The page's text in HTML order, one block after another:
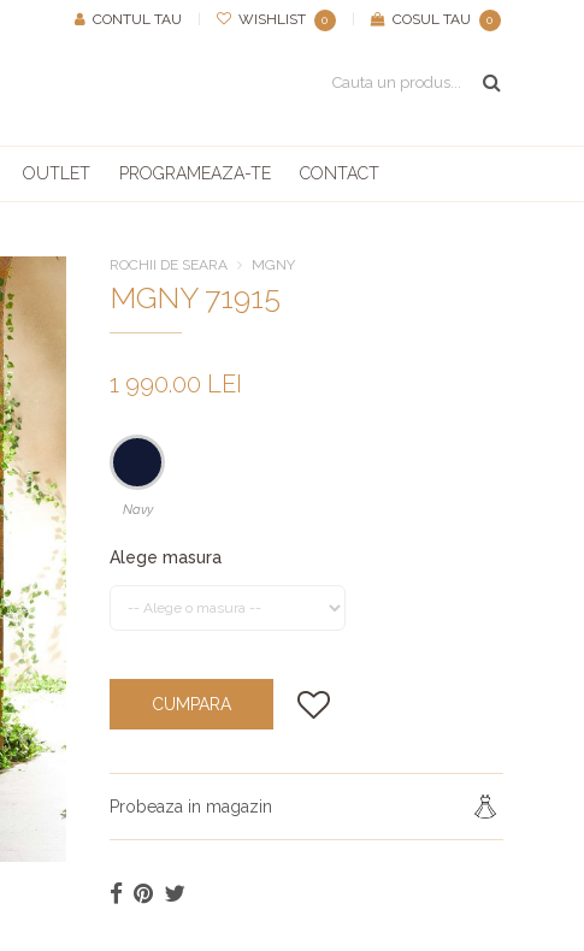
CONTUL TAU WISHLIST 0 COSUL TAU 0
OUTLET PROGRAMEAZA-TE CONTACT
ROCHII DE SEARA MGNY
MGNY 71915
1 990.00 LEI
Navy
Alege masura
CUMPARA
Probeaza in magazin